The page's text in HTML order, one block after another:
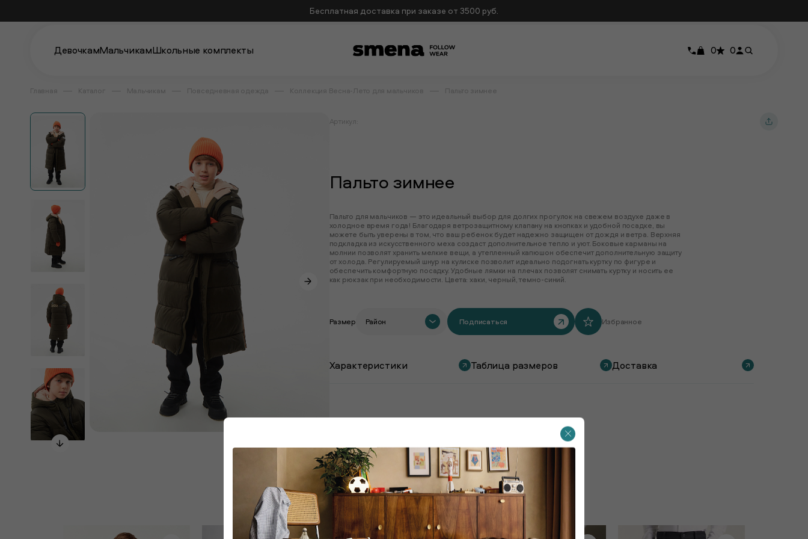
Бесплатная доставка при заказе от 3500 руб.
ДевочкамМальчикамШкольные комплекты 0 0
Главная Каталог Мальчикам Повседневная одежда Коллекция Весна-Лето для мальчиков Пальто зимнее
Артикул:
Пальто зимнее
Пальто для мальчиков — это идеальный выбор для долгих прогулок на свежем воздухе даже в
холодное время года! Благодаря ветрозащитному клапану на кнопках и удобной посадке, вы
можете быть уверены в том, что ваш ребенок будет надежно защищен от дождя и ветра. Верхняя
подкладка из искусственного меха создаст дополнительное тепло и уют. Боковые карманы на
молнии позволят хранить мелкие вещи, а утепленный капюшон обеспечит дополнительную защиту
от холода. Регулируемый шнур на кулиске позволит идеально подогнать куртку по фигуре и
обеспечить комфортную посадку. Удобные лямки на плечах позволят снимать куртку и носить ее
как рюкзак при необходимости. Цвета: хаки, черный, темно-синий.
Размер Район Подписаться Избранное
Характеристики Таблица размеров Доставка
Покупают вместе с этим товаром